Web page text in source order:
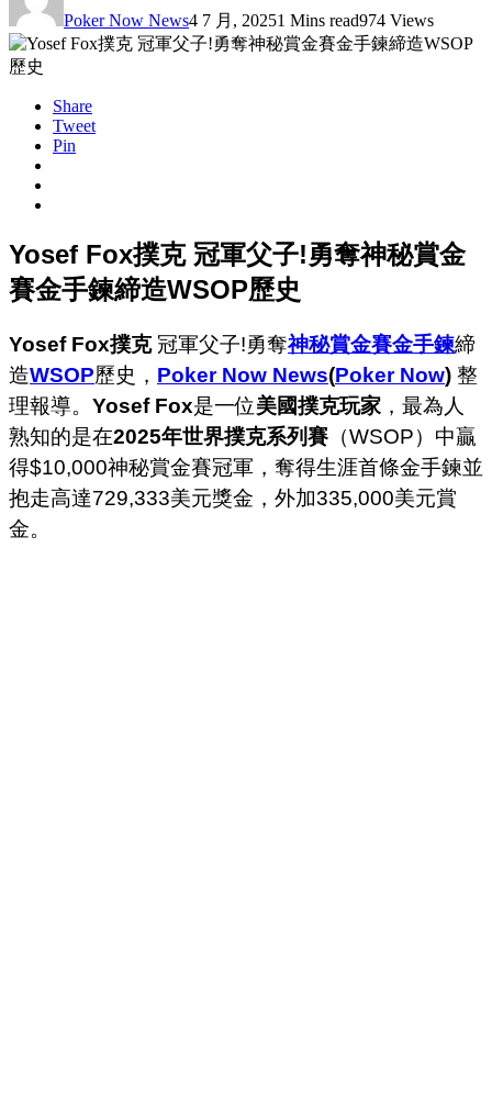
Poker Now News4 7 月, 20251 Mins read974 Views
Share
Tweet
Pin
Yosef Fox撲克 冠軍父子!勇奪神秘賞金
賽金手鍊締造WSOP歷史
Yosef Fox撲克冠軍父子!勇奪神秘賞金賽金手鍊締
造WSOP歷史， Poker Now News(Poker Now) 整
理報導。 Yosef Fox是一位美國撲克玩家 ，最為人
熟知的是在2025年世界撲克系列賽 （WSOP）中贏
得$10,000神秘賞金賽冠軍，奪得生涯首條金手鍊並
抱走高達729,333美元獎金，外加335,000美元賞
金。